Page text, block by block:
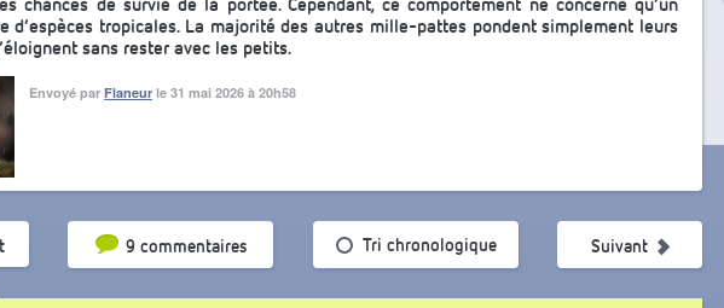
d’espèces tropicales. La majorité des autres mille-pattes pondent simplement leurs
sans rester avec les petits.
Envoyé par Flaneur le 31 mai 2026 à 20h58
9 commentaires
Tri par popularité Tri chronologique Suivant